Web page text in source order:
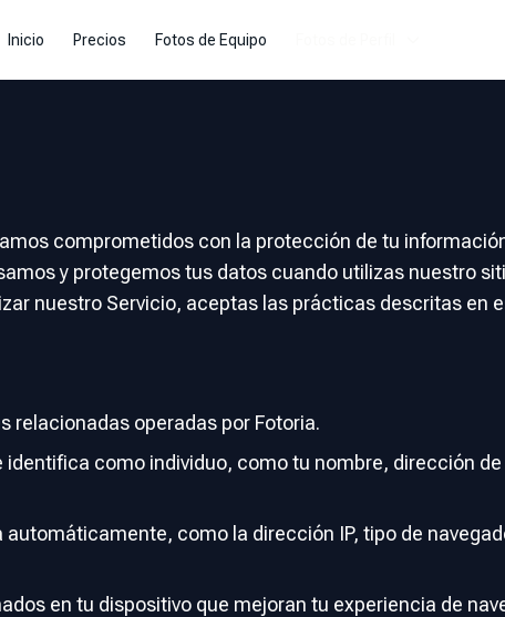
Inicio Precios Fotos de Equipo
comprometidos con la protección de tu
y protegemos tus datos cuando utilizas nuestro
nuestro Servicio, aceptas las prácticas descritas en
relacionadas operadas por Fotoria.
identifica como individuo, como tu nombre, dirección
como la dirección IP, tipo de
en tu dispositivo que mejoran tu experiencia de